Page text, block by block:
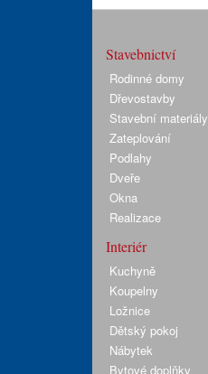
Stavebnictví
Rodinné domy
Dřevostavby
Stavební materiály
Zateplování
Podlahy
Dveře
Okna
Realizace
Interiér
Kuchyně
Koupelny
Ložnice
Dětský pokoj
Nábytek
Bytové doplňky